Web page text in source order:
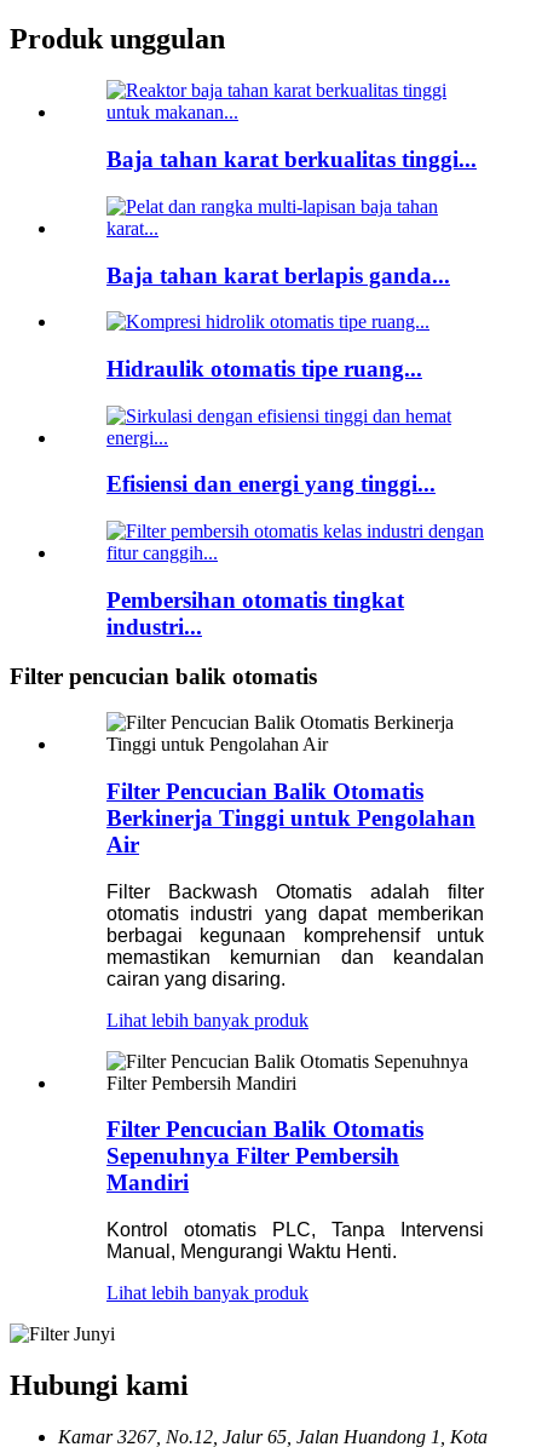
Produk unggulan
Baja tahan karat berkualitas tinggi...
Baja tahan karat berlapis ganda...
Hidraulik otomatis tipe ruang...
Efisiensi dan energi yang tinggi...
Pembersihan otomatis tingkat
industri...
Filter pencucian balik otomatis
Filter Pencucian Balik Otomatis
Berkinerja Tinggi untuk Pengolahan
Air
Filter Backwash Otomatis adalah filter
otomatis industri yang dapat memberikan
berbagai kegunaan komprehensif untuk
memastikan kemurnian dan keandalan
cairan yang disaring.
Lihat lebih banyak produk
Filter Pencucian Balik Otomatis
Sepenuhnya Filter Pembersih
Mandiri
Kontrol otomatis PLC, Tanpa Intervensi
Manual, Mengurangi Waktu Henti.
Lihat lebih banyak produk
Hubungi kami
Kamar 3267, No.12, Jalur 65, Jalan Huandong 1, Kota